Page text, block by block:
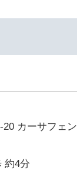
カーサフェン
約4分